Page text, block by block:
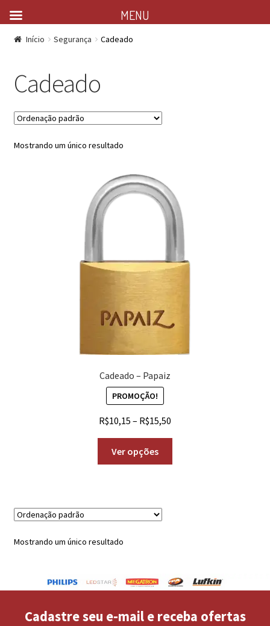
Início Segurança Cadeado
Cadeado
Mostrando um único resultado
Cadeado – Papaiz
PROMOÇÃO!
R$10,15 – R$15,50
Ver opções
Mostrando um único resultado
Cadastre seu e-mail e receba ofertas
MENU